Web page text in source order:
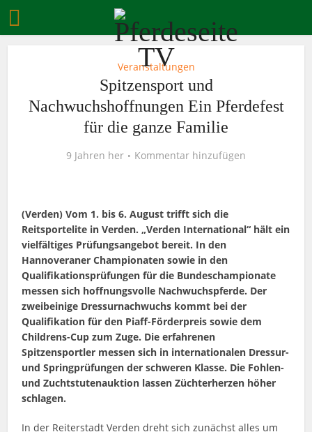
Veranstaltungen
Spitzensport und
Nachwuchshoffnungen Ein Pferdefest
für die ganze Familie
9 Jahren her Kommentar hinzufügen
(Verden) Vom 1. bis 6. August trifft sich die
Reitsportelite in Verden. „Verden International“ hält ein
vielfältiges Prüfungsangebot bereit. In den
Hannoveraner Championaten sowie in den
Qualifikationsprüfungen für die Bundeschampionate
messen sich hoffnungsvolle Nachwuchspferde. Der
zweibeinige Dressurnachwuchs kommt bei der
Qualifikation für den Piaff-Förderpreis sowie dem
Childrens-Cup zum Zuge. Die erfahrenen
Spitzensportler messen sich in internationalen Dressur-
und Springprüfungen der schweren Klasse. Die Fohlen-
und Zuchtstutenauktion lassen Züchterherzen höher
schlagen.
In der Reiterstadt Verden dreht sich zunächst alles um